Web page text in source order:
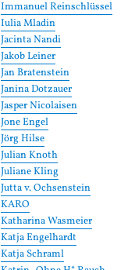
Immanuel Reinschlüssel
Iulia Mladin
Jacinta Nandi
Jakob Leiner
Jan Bratenstein
Janina Dotzauer
Jasper Nicolaisen
Jone Engel
Jörg Hilse
Julian Knoth
Juliane Kling
Jutta v. Ochsenstein
KARO
Katharina Wasmeier
Katja Engelhardt
Katja Schraml